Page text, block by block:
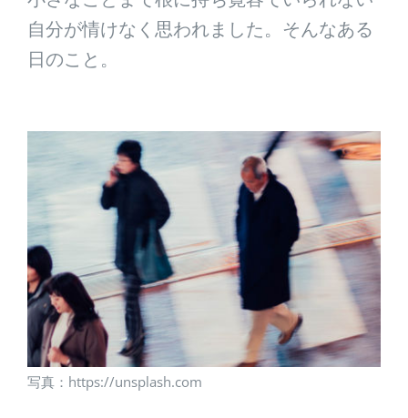
自分が情けなく思われました。そんなある
日のこと。
写真：https://unsplash.com